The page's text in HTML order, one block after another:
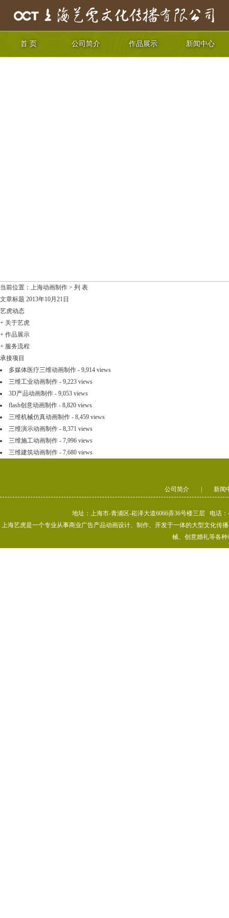
首 页 公司简介 作品展示 新闻中心
当前位置： 上海动画制作 > 列 表
文章标题 2013年10月21日
艺虎动态
+ 关于艺虎
+ 作品展示
+ 服务流程
承接项目
多媒体医疗三维动画制作 - 9,914 views
三维工业动画制作 - 9,223 views
3D产品动画制作 - 9,053 views
flash创意动画制作 - 8,820 views
三维机械仿真动画制作 - 8,459 views
三维演示动画制作 - 8,371 views
三维施工动画制作 - 7,996 views
三维建筑动画制作 - 7,680 views
公司简介 新闻
地址：上海市-青浦区-崧泽大道6066弄36号楼三层 电话
上海艺虎是一个专业从事商业广告产品动画设计、制作、开发于一体的大型文化传
械、创意婚礼等各